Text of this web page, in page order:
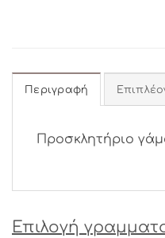
Περιγραφή
Προσκλητήριο
Επιλογή